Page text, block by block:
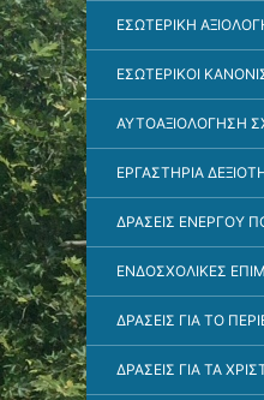
ΕΣΩΤΕΡΙΚΗ
ΕΣΩΤΕΡΙΚΟΙ
ΑΥΤΟΑΞΙΟΛΌΓΗΣΗ
ΕΡΓΑΣΤΗΡΙΑ
ΔΡΆΣΕΙΣ ΕΝΕΡΓΟΎ
ΕΝΔΟΣΧΟΛΙΚΈΣ
ΔΡΑΣΕΙΣ ΓΙΑ ΤΟ
ΔΡΑΣΕΙΣ ΓΙΑ ΤΑ